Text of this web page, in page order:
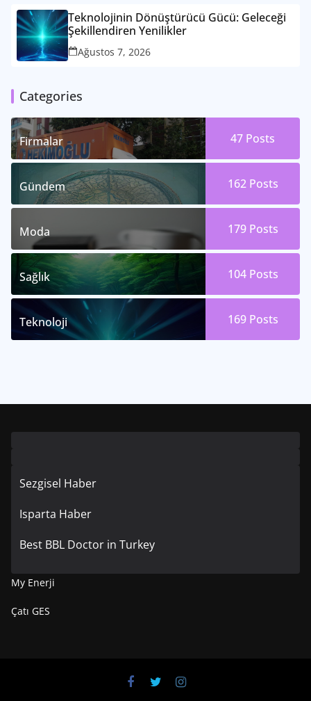
Teknolojinin Dönüştürücü Gücü: Geleceği
Şekillendiren Yenilikler
Ağustos 7, 2026
Categories
Firmalar 47 Posts
Gündem 162 Posts
Moda 179 Posts
Sağlık 104 Posts
Teknoloji 169 Posts
Sezgisel Haber
Isparta Haber
Best BBL Doctor in Turkey
My Enerji
Çatı GES